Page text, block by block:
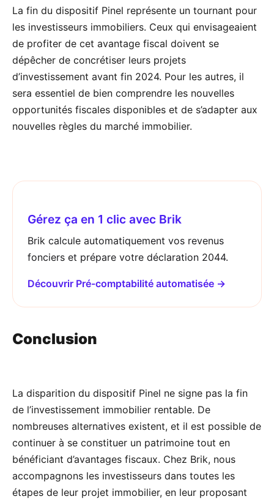
La fin du dispositif Pinel représente un tournant pour
les investisseurs immobiliers. Ceux qui envisageaient
de profiter de cet avantage fiscal doivent se
dépêcher de concrétiser leurs projets
d’investissement avant fin 2024. Pour les autres, il
sera essentiel de bien comprendre les nouvelles
opportunités fiscales disponibles et de s’adapter aux
nouvelles règles du marché immobilier.
Gérez ça en 1 clic avec Brik
Brik calcule automatiquement vos revenus
fonciers et prépare votre déclaration 2044.
Découvrir Pré-comptabilité automatisée →
Conclusion
La disparition du dispositif Pinel ne signe pas la fin
de l’investissement immobilier rentable. De
nombreuses alternatives existent, et il est possible de
continuer à se constituer un patrimoine tout en
bénéficiant d’avantages fiscaux. Chez Brik, nous
accompagnons les investisseurs dans toutes les
étapes de leur projet immobilier, en leur proposant